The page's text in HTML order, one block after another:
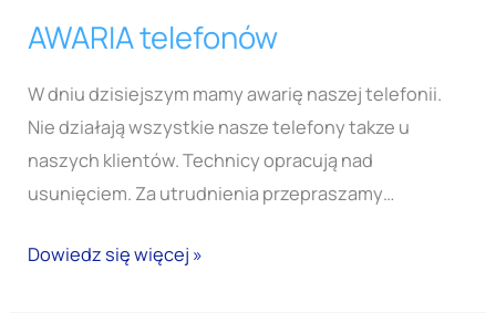
AWARIA telefonów
W dniu dzisiejszym mamy awarię naszej telefonii.
Nie działają wszystkie nasze telefony takze u
naszych klientów. Technicy opracują nad
usunięciem. Za utrudnienia przepraszamy…
AWARIA
Dowiedz się więcej »